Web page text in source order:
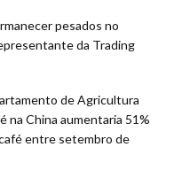
pesados no
da Trading
de Agricultura
na China aumentaria 51%
entre setembro de